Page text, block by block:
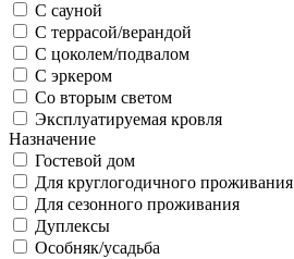
С сауной
С террасой/верандой
С цоколем/подвалом
С эркером
Со вторым светом
Эксплуатируемая кровля
Назначение
Гостевой дом
Для круглогодичного проживания
Для сезонного проживания
Дуплексы
Особняк/усадьба